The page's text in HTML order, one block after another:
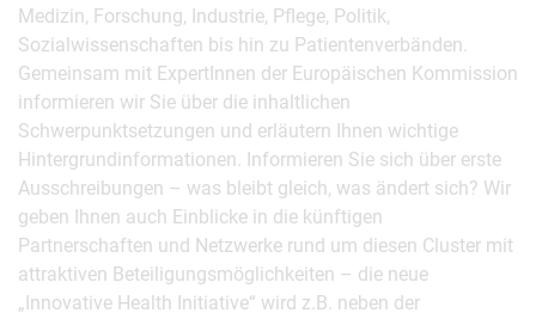
Medizin, Forschung, Industrie, Pflege, Politik,
Sozialwissenschaften bis hin zu Patientenverbänden.
Gemeinsam mit ExpertInnen der Europäischen Kommission
informieren wir Sie über die inhaltlichen
Schwerpunktsetzungen und erläutern Ihnen wichtige
Hintergrundinformationen. Informieren Sie sich über erste
Ausschreibungen – was bleibt gleich, was ändert sich? Wir
geben Ihnen auch Einblicke in die künftigen
Partnerschaften und Netzwerke rund um diesen Cluster mit
attraktiven Beteiligungsmöglichkeiten – die neue
„Innovative Health Initiative“ wird z.B. neben der